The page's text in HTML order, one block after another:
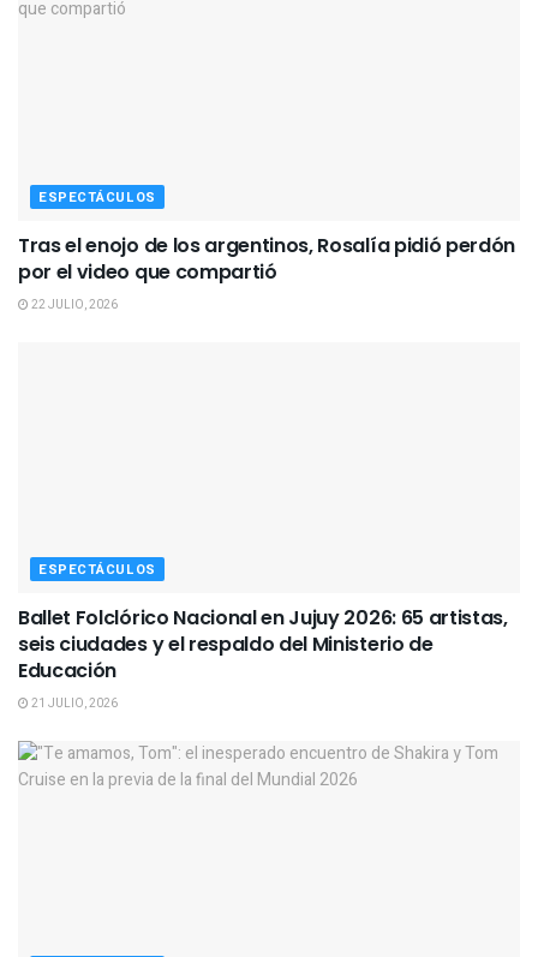
ESPECTÁCULOS
Tras el enojo de los argentinos, Rosalía pidió perdón
por el video que compartió
22 JULIO, 2026
ESPECTÁCULOS
Ballet Folclórico Nacional en Jujuy 2026: 65 artistas,
seis ciudades y el respaldo del Ministerio de
Educación
21 JULIO, 2026